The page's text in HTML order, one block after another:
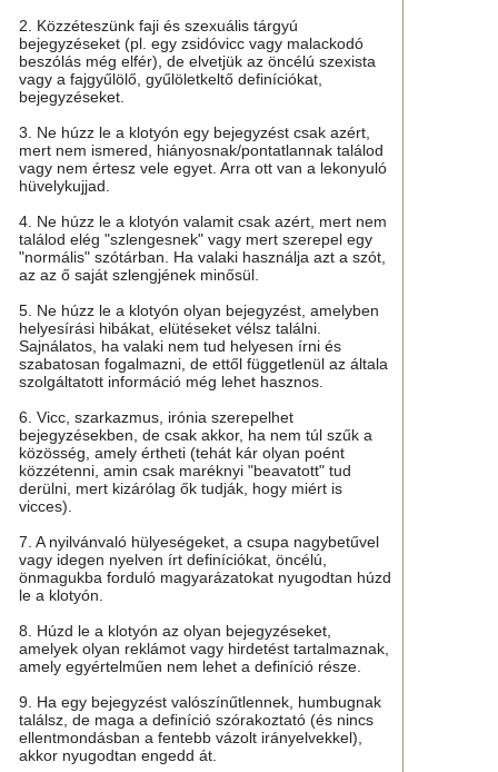
2. Közzéteszünk faji és szexuális tárgyú
bejegyzéseket (pl. egy zsidóvicc vagy malackodó
beszólás még elfér), de elvetjük az öncélú szexista
vagy a fajgyűlölő, gyűlöletkeltő definíciókat,
bejegyzéseket.
3. Ne húzz le a klotyón egy bejegyzést csak azért,
mert nem ismered, hiányosnak/pontatlannak találod
vagy nem értesz vele egyet. Arra ott van a lekonyuló
hüvelykujjad.
4. Ne húzz le a klotyón valamit csak azért, mert nem
találod elég "szlengesnek" vagy mert szerepel egy
"normális" szótárban. Ha valaki használja azt a szót,
az az ő saját szlengjének minősül.
5. Ne húzz le a klotyón olyan bejegyzést, amelyben
helyesírási hibákat, elütéseket vélsz találni.
Sajnálatos, ha valaki nem tud helyesen írni és
szabatosan fogalmazni, de ettől függetlenül az általa
szolgáltatott információ még lehet hasznos.
6. Vicc, szarkazmus, irónia szerepelhet
bejegyzésekben, de csak akkor, ha nem túl szűk a
közösség, amely értheti (tehát kár olyan poént
közzétenni, amin csak maréknyi "beavatott" tud
derülni, mert kizárólag ők tudják, hogy miért is
vicces).
7. A nyilvánvaló hülyeségeket, a csupa nagybetűvel
vagy idegen nyelven írt definíciókat, öncélú,
önmagukba forduló magyarázatokat nyugodtan húzd
le a klotyón.
8. Húzd le a klotyón az olyan bejegyzéseket,
amelyek olyan reklámot vagy hirdetést tartalmaznak,
amely egyértelműen nem lehet a definíció része.
9. Ha egy bejegyzést valószínűtlennek, humbugnak
találsz, de maga a definíció szórakoztató (és nincs
ellentmondásban a fentebb vázolt irányelvekkel),
akkor nyugodtan engedd át.